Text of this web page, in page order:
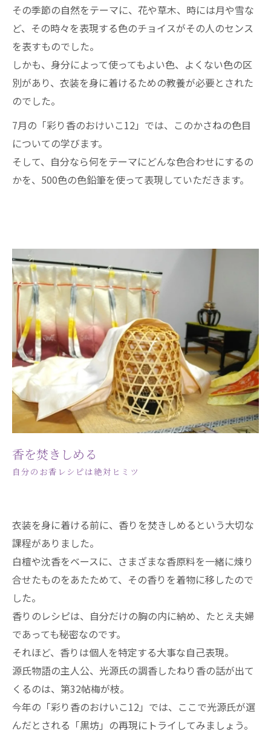
その季節の自然をテーマに、花や草木、時には月や雪な
ど、その時々を表現する色のチョイスがその人のセンス
を表すものでした。
しかも、身分によって使ってもよい色、よくない色の区
別があり、衣装を身に着けるための教養が必要とされた
のでした。
7月の「彩り香のおけいこ12」では、このかさねの色目
についての学びます。
そして、自分なら何をテーマにどんな色合わせにするの
かを、500色の色鉛筆を使って表現していただきます。
香を焚きしめる
自分のお香レシピは絶対ヒミツ
衣装を身に着ける前に、香りを焚きしめるという大切な
課程がありました。
白檀や沈香をベースに、さまざまな香原料を一緒に煉り
合せたものをあたためて、その香りを着物に移したので
した。
香りのレシピは、自分だけの胸の内に納め、たとえ夫婦
であっても秘密なのです。
それほど、香りは個人を特定する大事な自己表現。
源氏物語の主人公、光源氏の調香したねり香の話が出て
くるのは、第32帖梅が枝。
今年の「彩り香のおけいこ12」では、ここで光源氏が選
んだとされる「黒坊」の再現にトライしてみましょう。